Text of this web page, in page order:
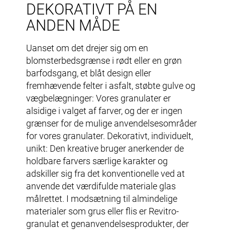
DEKORATIVT PÅ EN
ANDEN MÅDE
Uanset om det drejer sig om en
blomsterbedsgrænse i rødt eller en grøn
barfodsgang, et blåt design eller
fremhævende felter i asfalt, støbte gulve og
vægbelægninger: Vores granulater er
alsidige i valget af farver, og der er ingen
grænser for de mulige anvendelsesområder
for vores granulater. Dekorativt, individuelt,
unikt: Den kreative bruger anerkender de
holdbare farvers særlige karakter og
adskiller sig fra det konventionelle ved at
anvende det værdifulde materiale glas
målrettet. I modsætning til almindelige
materialer som grus eller flis er Revitro-
granulat et genanvendelsesprodukter, der